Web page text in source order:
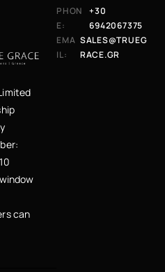
can
PHON
E:
+30
6942067375
EMA
IL:
SALES@TRUEG
RACE.GR